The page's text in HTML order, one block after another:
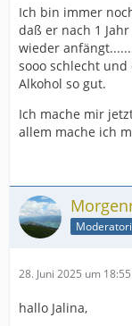
Ich bin immer
daß er nach 1
wieder
sooo schlecht
Alkohol so gut.
Ich mache mir
allem mache ich
28. Juni 2025 um 18:55
hallo Jalina,